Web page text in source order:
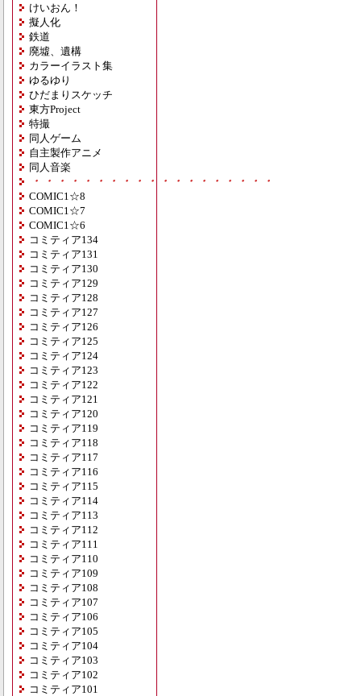
けいおん！
擬人化
鉄道
廃墟、遺構
カラーイラスト集
ゆるゆり
ひだまりスケッチ
東方Project
特撮
同人ゲーム
自主製作アニメ
同人音楽
・・・・・・・・・・・・・・・・・・・
COMIC1☆8
COMIC1☆7
COMIC1☆6
コミティア134
コミティア131
コミティア130
コミティア129
コミティア128
コミティア127
コミティア126
コミティア125
コミティア124
コミティア123
コミティア122
コミティア121
コミティア120
コミティア119
コミティア118
コミティア117
コミティア116
コミティア115
コミティア114
コミティア113
コミティア112
コミティア111
コミティア110
コミティア109
コミティア108
コミティア107
コミティア106
コミティア105
コミティア104
コミティア103
コミティア102
コミティア101